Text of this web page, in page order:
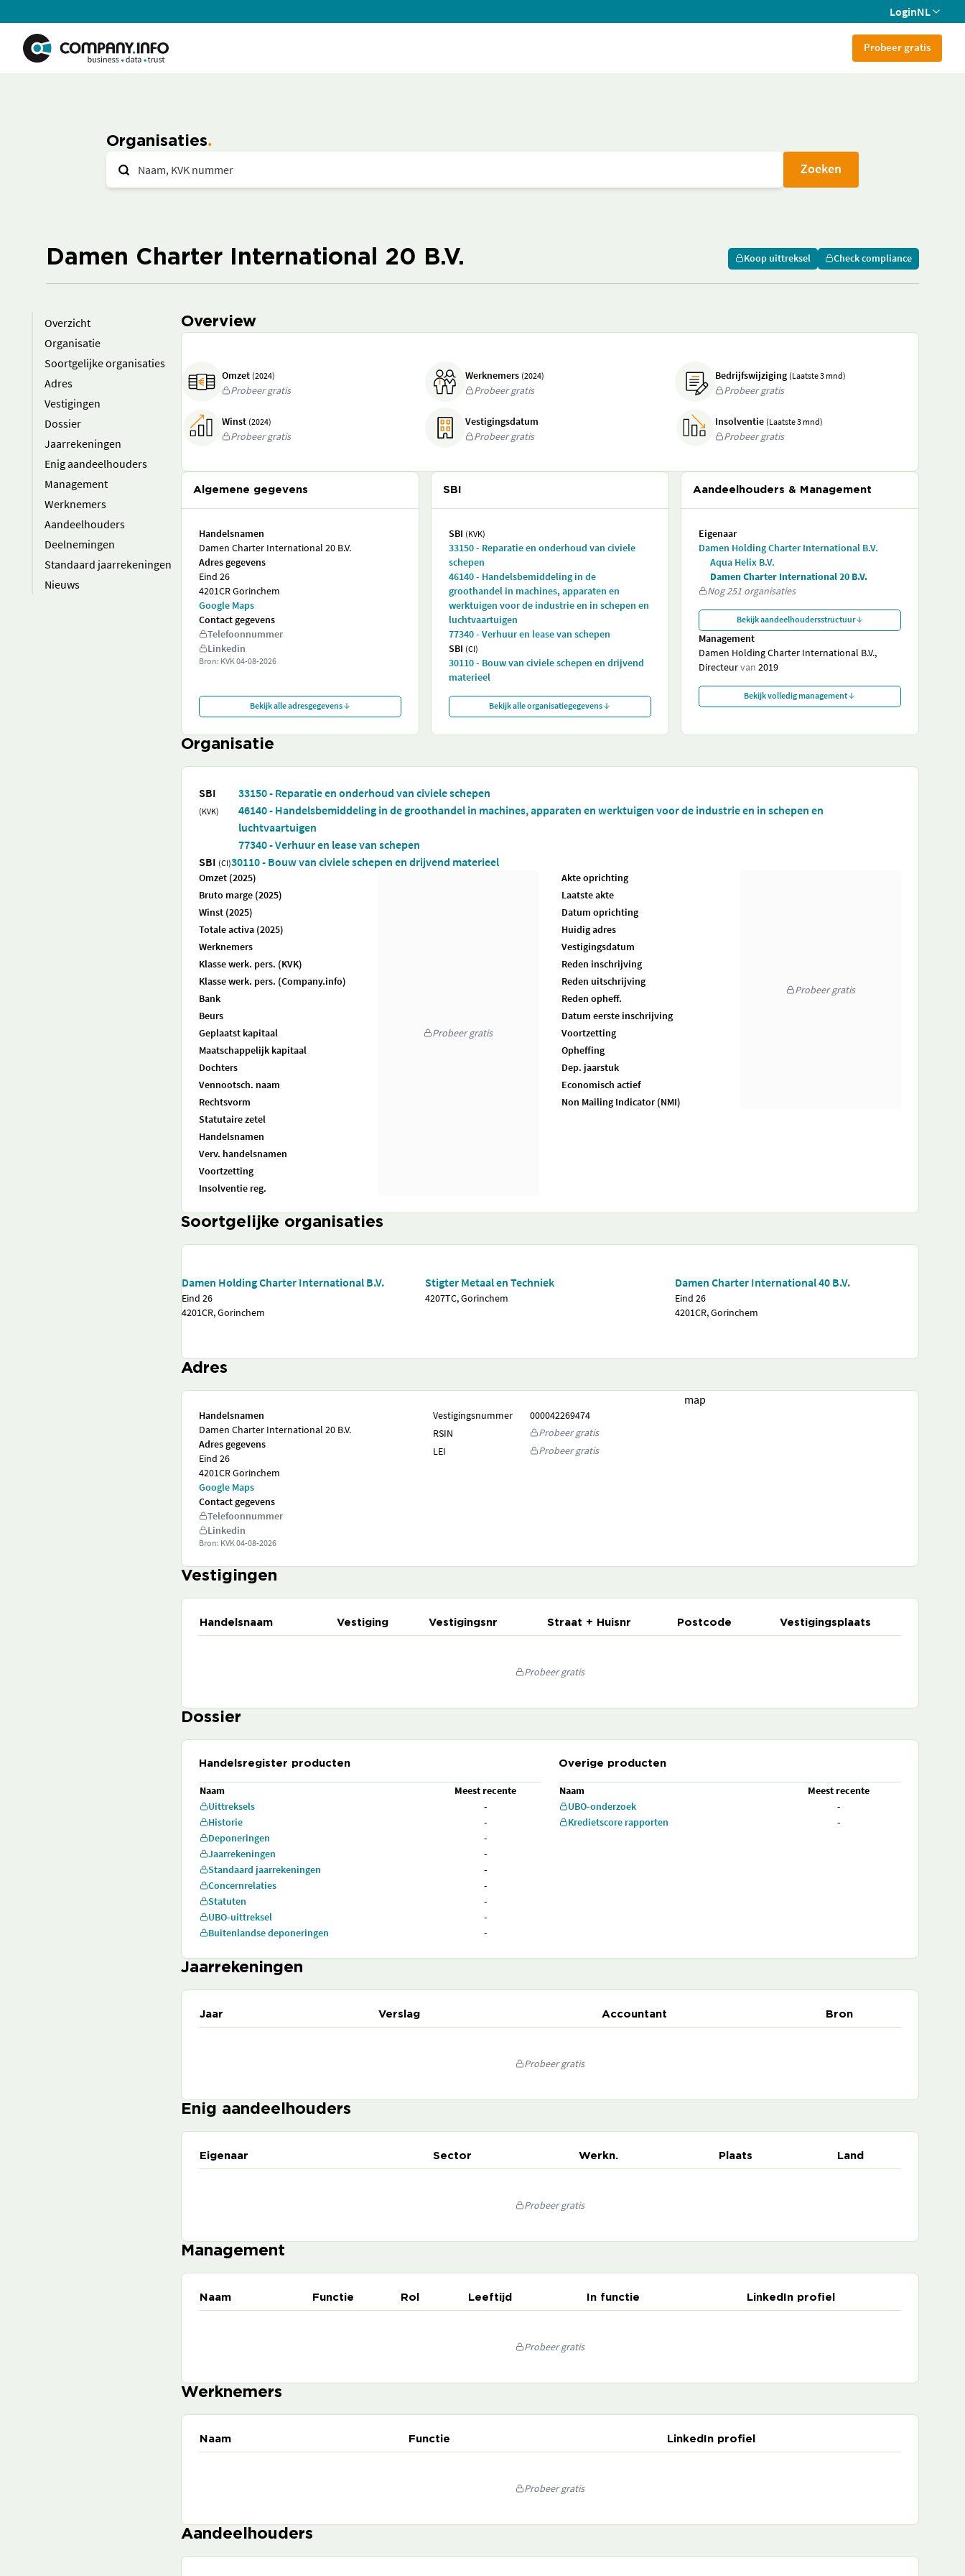
LoginNL
Probeer gratis
Organisaties
Zoeken
Damen Charter International 20 B.V. Koop uittreksel Check compliance
Overzicht
Organisatie
Soortgelijke organisaties
Adres
Vestigingen
Dossier
Jaarrekeningen
Enig aandeelhouders
Management
Werknemers
Aandeelhouders
Deelnemingen
Standaard jaarrekeningen
Nieuws
Overview
Omzet (2024)
Probeer gratis
Werknemers (2024)
Probeer gratis
Bedrijfswijziging (Laatste 3 mnd)
Probeer gratis
Winst (2024)
Probeer gratis
Vestigingsdatum
Probeer gratis
Insolventie (Laatste 3 mnd)
Probeer gratis
Algemene gegevens
Handelsnamen
Damen Charter International 20 B.V.
Adres gegevens
Eind 26
4201CR Gorinchem
Google Maps
Contact gegevens
Telefoonnummer
Linkedin
Bron: KVK04-08-2026
Bekijk alle adresgegevens
SBI
SBI (KVK)
33150 - Reparatie en onderhoud van civiele
schepen
46140 - Handelsbemiddeling in de
groothandel in machines, apparaten en
werktuigen voor de industrie en in schepen en
luchtvaartuigen
77340 - Verhuur en lease van schepen
SBI (CI)
30110 - Bouw van civiele schepen en drijvend
materieel
Bekijk alle organisatiegegevens
Aandeelhouders & Management
Eigenaar
Damen Holding Charter International B.V.
Aqua Helix B.V.
Damen Charter International 20 B.V.
Nog 251 organisaties
Bekijk aandeelhoudersstructuur
Management
Damen Holding Charter International B.V.,
Directeurvan 2019
Bekijk volledig management
Organisatie
SBI
(KVK)
33150 - Reparatie en onderhoud van civiele schepen
46140 - Handelsbemiddeling in de groothandel in machines, apparaten en werktuigen voor de industrie en in schepen en
luchtvaartuigen
77340 - Verhuur en lease van schepen
SBI (CI)30110 - Bouw van civiele schepen en drijvend materieel
Omzet (2025)
Bruto marge (2025)
Winst (2025)
Totale activa (2025)
Werknemers
Klasse werk. pers. (KVK)
Klasse werk. pers. (Company.info)
Bank
Beurs
Geplaatst kapitaal
Maatschappelijk kapitaal
Dochters
Vennootsch. naam
Rechtsvorm
Statutaire zetel
Handelsnamen
Verv. handelsnamen
Voortzetting
Insolventie reg.
Probeer gratis
Akte oprichting
Laatste akte
Datum oprichting
Huidig adres
Vestigingsdatum
Reden inschrijving
Reden uitschrijving
Reden opheff.
Datum eerste inschrijving
Voortzetting
Opheffing
Dep. jaarstuk
Economisch actief
Non Mailing Indicator (NMI)
Probeer gratis
Soortgelijke organisaties
Damen Holding Charter International B.V.
Eind 26
4201CR, Gorinchem
Stigter Metaal en Techniek
4207TC, Gorinchem
Damen Charter International 40 B.V.
Eind 26
4201CR, Gorinchem
Adres
Handelsnamen
Damen Charter International 20 B.V.
Adres gegevens
Eind 26
4201CR Gorinchem
Google Maps
Contact gegevens
Telefoonnummer
Linkedin
Bron: KVK04-08-2026
Vestigingsnummer
000042269474
RSIN
Probeer gratis
LEI
Probeer gratis
map
Vestigingen
Handelsnaam Vestiging Vestigingsnr Straat + Huisnr Postcode Vestigingsplaats
Probeer gratis
Dossier
Handelsregister producten
Naam
Meest recente
Uittreksels
-
Historie
-
Deponeringen
-
Jaarrekeningen
-
Standaard jaarrekeningen
-
Concernrelaties
-
Statuten
-
UBO-uittreksel
-
Buitenlandse deponeringen
-
Overige producten
Naam
Meest recente
UBO-onderzoek
-
Kredietscore rapporten
-
Jaarrekeningen
Jaar Verslag Accountant Bron
Probeer gratis
Enig aandeelhouders
Eigenaar Sector Werkn. Plaats Land
Probeer gratis
Management
Naam Functie Rol Leeftijd In functie LinkedIn profiel
Probeer gratis
Werknemers
Naam Functie LinkedIn profiel
Probeer gratis
Aandeelhouders